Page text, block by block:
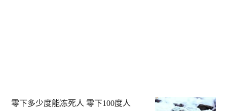
零下多少度能冻死人 零下100度人